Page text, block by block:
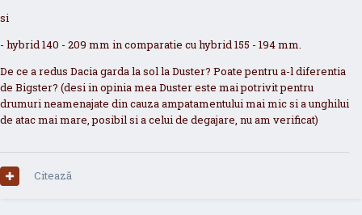
si
- hybrid 140 - 209 mm in comparatie cu hybrid 155 - 194 mm.
De ce a redus Dacia garda la sol la Duster? Poate pentru a-l diferentia
de Bigster? (desi in opinia mea Duster este mai potrivit pentru
drumuri neamenajate din cauza ampatamentului mai mic si a unghilui
de atac mai mare, posibil si a celui de degajare, nu am verificat)
Citează